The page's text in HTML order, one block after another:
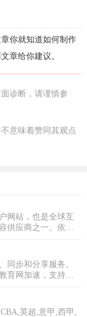
你就知道如何制作
章给你建议。
诊断，请谨慎参
意味着赞同其观点
网站，也是全球互
供应商之一。依托
图片、视频等多样
新网动态新闻及时
国内外网络媒体大
同步和分享服务。
育网加速，支持手
英超,意甲,西甲,